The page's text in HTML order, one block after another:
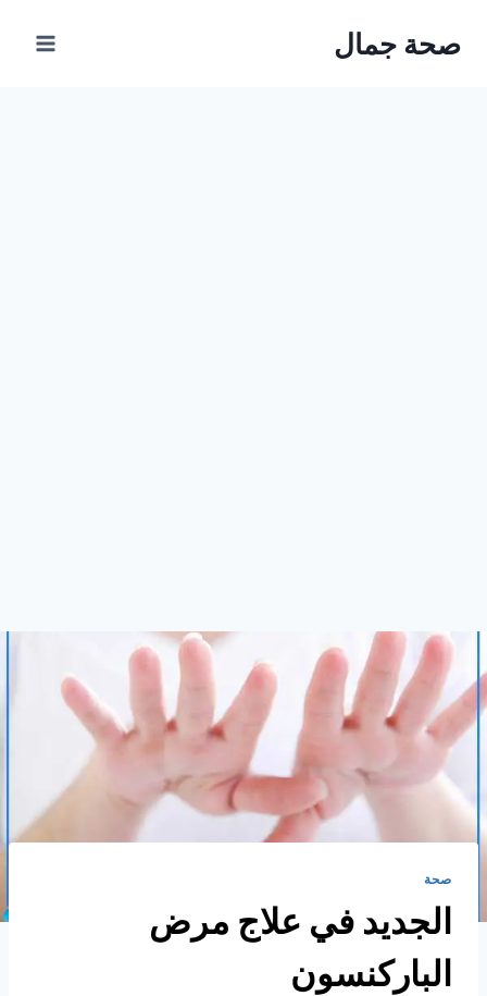
صحة جمال
صحة
الجديد في علاج مرض
الباركنسون